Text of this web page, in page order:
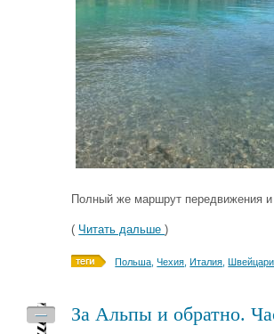
Полный же маршрут передвижения
( Читать дальше)
Польша ,Чехия ,Италия ,
За Альпы и обратно.
—